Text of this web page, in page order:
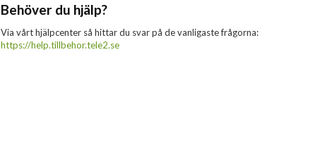
Behöver du hjälp?
Via vårt hjälpcenter så hittar du svar på de vanligaste frågorna:
https://help.tillbehor.tele2.se